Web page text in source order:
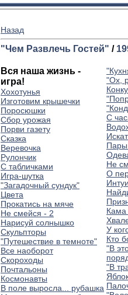
Назад
"Чем Развлечь Гостей" /
Вся наша жизнь -
игра!
Хохотунья
Изготовим крышечки
Поросюшки
Сбор урожая
Порви газету
Сказка
Веревочка
Рулончик
С табличками
Игра-шутка
"Загадочный сундук"
Цвета
Прокатись на мяче
Не смейся - 2
Нарисуй солнышко
Скульпторы
"Путешествие в темноте"
Все наоборот
Скороходы
Почтальоны
Космонавты
В поле выросла... рубашка
"Ох,
С
Пары
Не
О
Кама
У
Кто
"В
"В